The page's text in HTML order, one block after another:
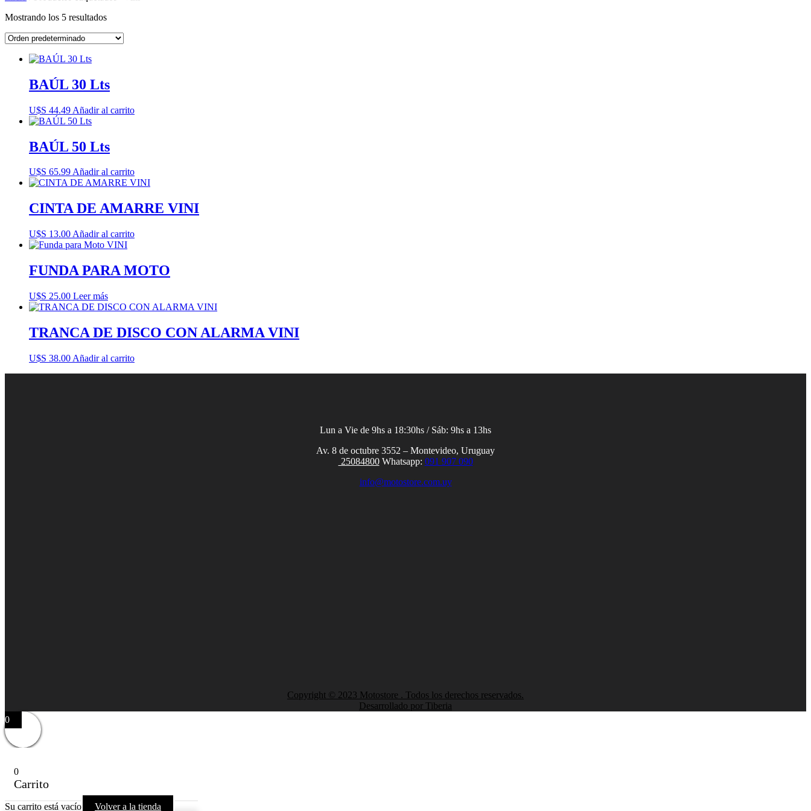
Mostrando los 5 resultados
BAÚL 30 Lts
U$S 44.49 Añadir al carrito
BAÚL 50 Lts
U$S 65.99Añadir al carrito
CINTA DE AMARRE VINI
U$S 13.00 Añadir al carrito
FUNDA PARA MOTO
U$S 25.00 Leer más
TRANCA DE DISCO CON ALARMA VINI
U$S 38.00 Añadir al carrito
Lun a Vie de 9hs a 18:30hs / Sáb: 9hs a 13hs
Av. 8 de octubre 3552 – Montevideo, Uruguay
25084800Whatsapp: 091 907 090
info@motostore.com.uy
Copyright © 2023 Motostore . Todos los derechos reservados.
Desarrollado por Tiberia
0
0
Carrito
Su carrito está vacío Volver a la tienda